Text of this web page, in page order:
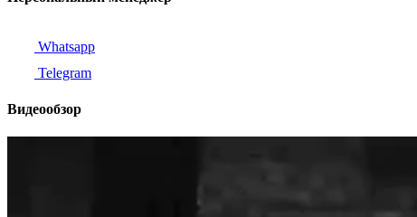
Whatsapp
Telegram
Видеообзор